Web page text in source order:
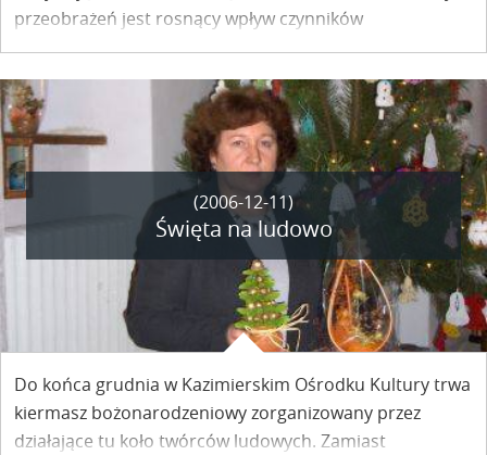
przeobrażeń jest rosnący wpływ czynników
pozakonserwatorskich na stan zachowania zabytków.
Jednym z nich jest turystyka.
(2006-12-11)
Święta na ludowo
Do końca grudnia w Kazimierskim Ośrodku Kultury trwa
kiermasz bożonarodzeniowy zorganizowany przez
działające tu koło twórców ludowych. Zamiast